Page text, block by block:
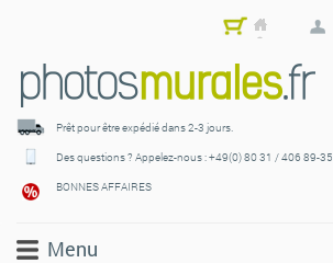
Mon
er
Prêt pour être expédiédans 2-3 jours.
Des questions ? Appelez-nous :+49(0) 80 31 / 406 89-35
BONNES AFFAIRES
Menu